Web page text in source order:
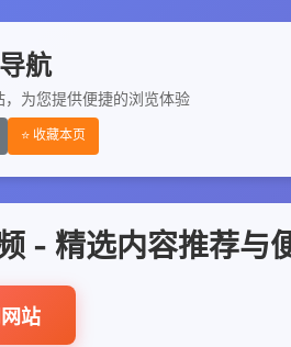
航
，为您提供便捷的浏览体验
⭐ 收藏本页
- 精选内容推荐与
站